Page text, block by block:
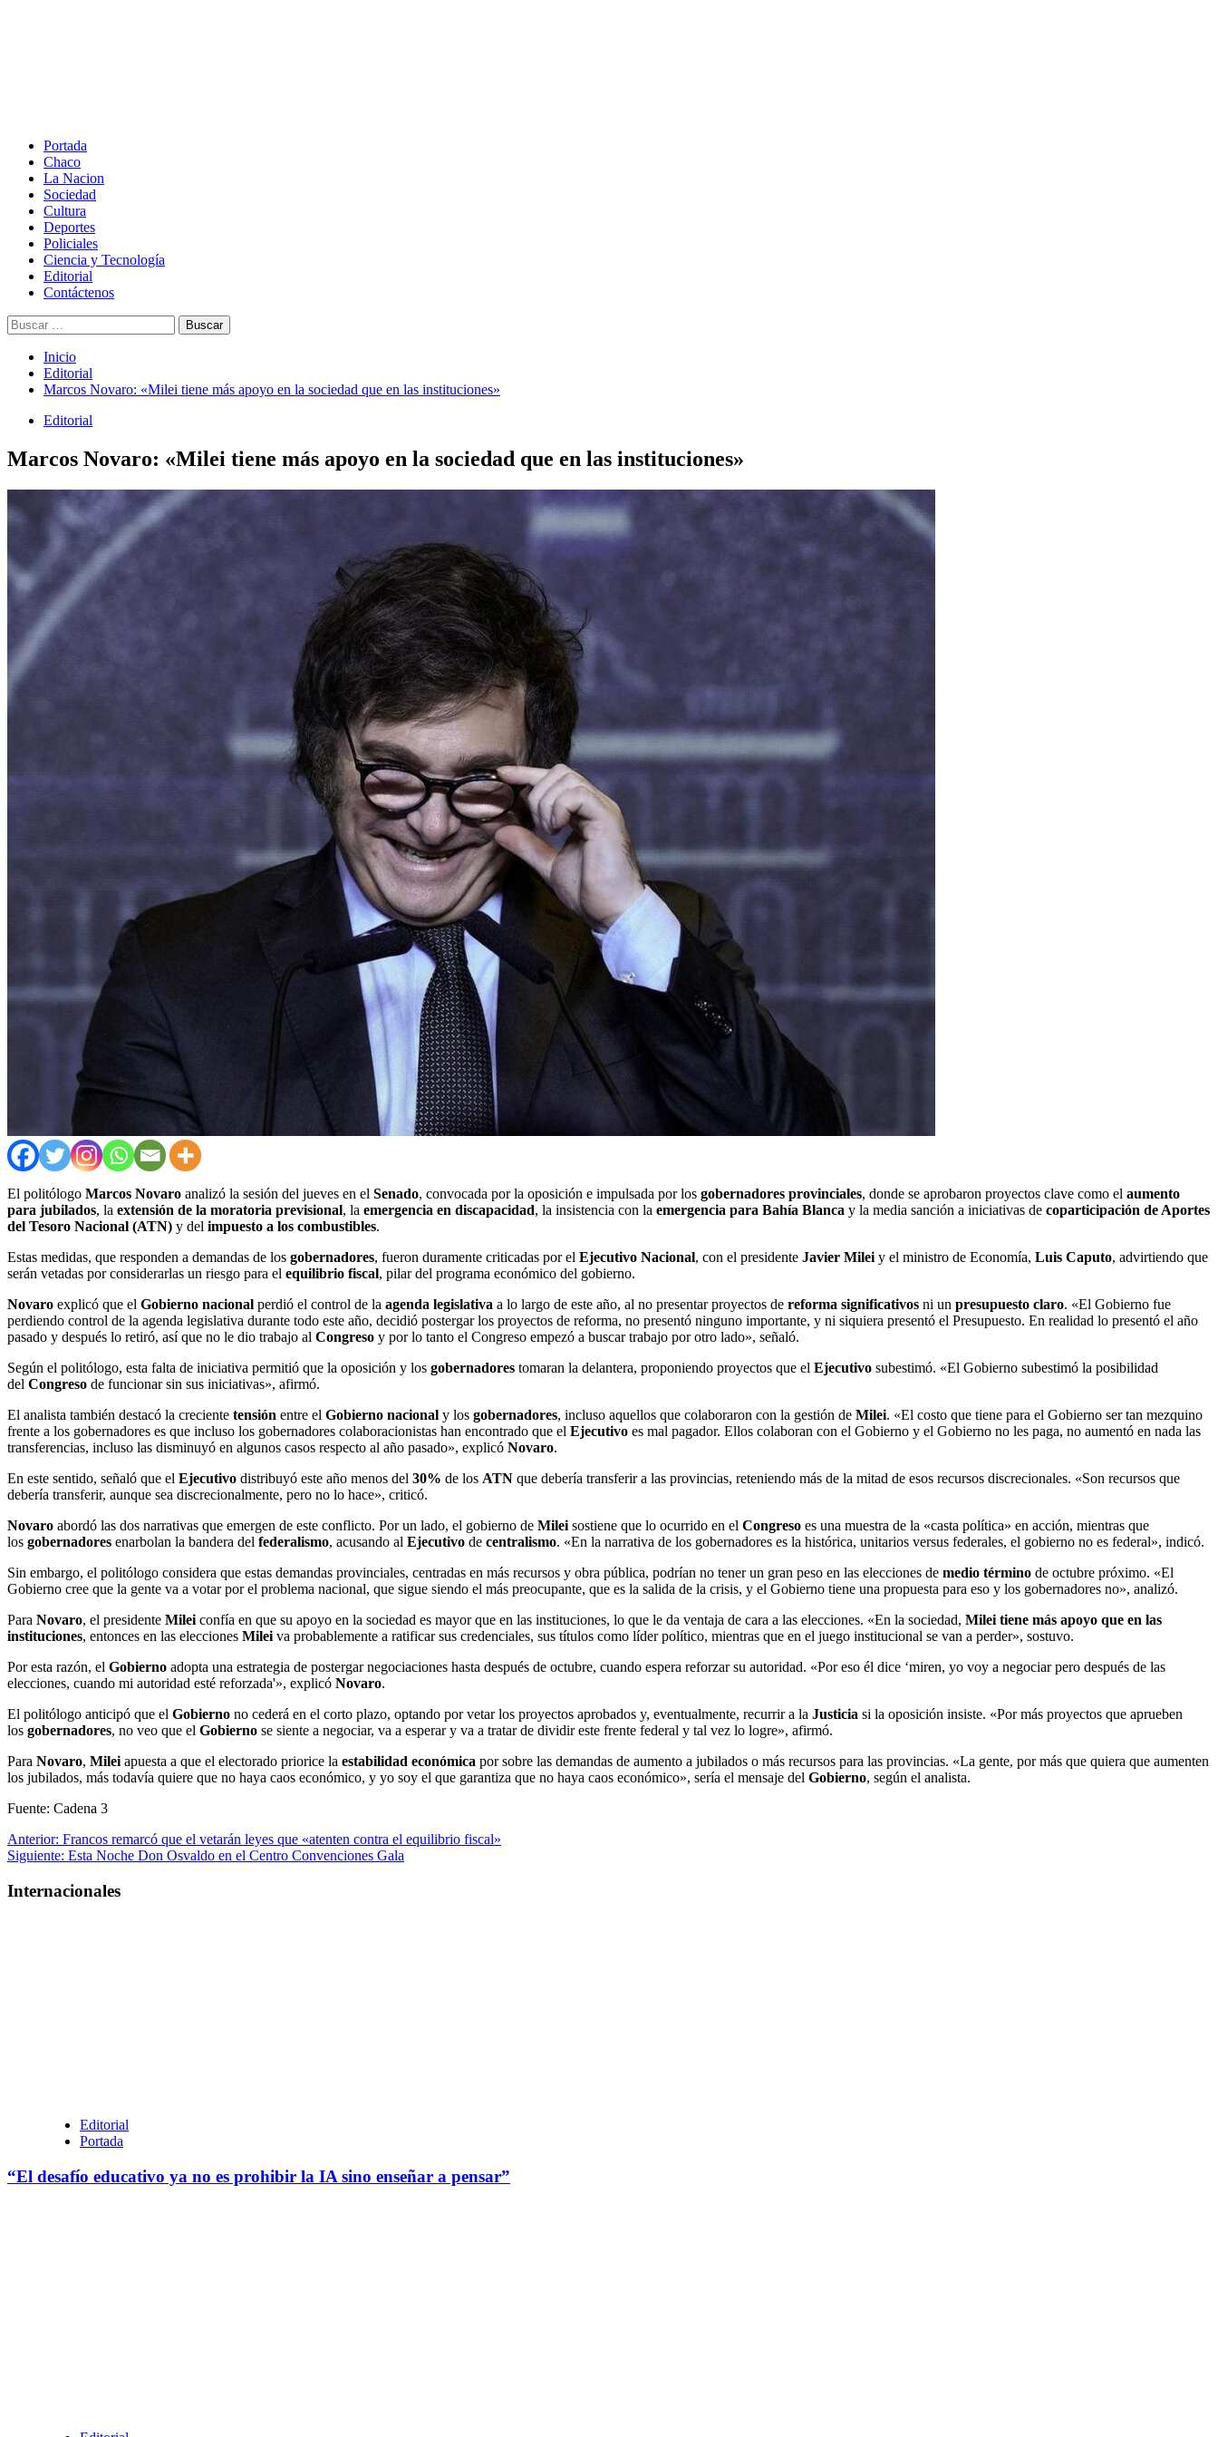
Portada
Chaco
La Nacion
Sociedad
Cultura
Deportes
Policiales
Ciencia y Tecnología
Editorial
Contáctenos
Buscar:
Inicio
Editorial
Marcos Novaro: «Milei tiene más apoyo en la sociedad que en las instituciones»
Editorial
Marcos Novaro: «Milei tiene más apoyo en la sociedad que en las instituciones»
El politólogo Marcos Novaro analizó la sesión del jueves en el Senado, convocada por la oposición e impulsada por los gobernadores provinciales, donde se aprobaron proyectos clave como el aumento
para jubilados, la extensión de la moratoria previsional, la emergencia en discapacidad, la insistencia con la emergencia para Bahía Blanca y la media sanción a iniciativas de coparticipación de Aportes
del Tesoro Nacional (ATN) y del impuesto a los combustibles.
Estas medidas, que responden a demandas de los gobernadores, fueron duramente criticadas por el Ejecutivo Nacional, con el presidente Javier Milei y el ministro de Economía, Luis Caputo, advirtiendo que
serán vetadas por considerarlas un riesgo para el equilibrio fiscal, pilar del programa económico del gobierno.
Novaro explicó que el Gobierno nacional perdió el control de la agenda legislativa a lo largo de este año, al no presentar proyectos de reforma significativos ni un presupuesto claro. «El Gobierno fue
perdiendo control de la agenda legislativa durante todo este año, decidió postergar los proyectos de reforma, no presentó ninguno importante, y ni siquiera presentó el Presupuesto. En realidad lo presentó el año
pasado y después lo retiró, así que no le dio trabajo al Congreso y por lo tanto el Congreso empezó a buscar trabajo por otro lado», señaló.
Según el politólogo, esta falta de iniciativa permitió que la oposición y los gobernadores tomaran la delantera, proponiendo proyectos que el Ejecutivo subestimó. «El Gobierno subestimó la posibilidad
del Congreso de funcionar sin sus iniciativas», afirmó.
El analista también destacó la creciente tensión entre el Gobierno nacional y los gobernadores, incluso aquellos que colaboraron con la gestión de Milei. «El costo que tiene para el Gobierno ser tan mezquino
frente a los gobernadores es que incluso los gobernadores colaboracionistas han encontrado que el Ejecutivo es mal pagador. Ellos colaboran con el Gobierno y el Gobierno no les paga, no aumentó en nada las
transferencias, incluso las disminuyó en algunos casos respecto al año pasado», explicó Novaro.
En este sentido, señaló que el Ejecutivo distribuyó este año menos del 30% de los ATN que debería transferir a las provincias, reteniendo más de la mitad de esos recursos discrecionales. «Son recursos que
debería transferir, aunque sea discrecionalmente, pero no lo hace», criticó.
Novaro abordó las dos narrativas que emergen de este conflicto. Por un lado, el gobierno de Milei sostiene que lo ocurrido en el Congreso es una muestra de la «casta política» en acción, mientras que
los gobernadores enarbolan la bandera del federalismo, acusando al Ejecutivo de centralismo. «En la narrativa de los gobernadores es la histórica, unitarios versus federales, el gobierno no es federal», indicó.
Sin embargo, el politólogo considera que estas demandas provinciales, centradas en más recursos y obra pública, podrían no tener un gran peso en las elecciones de medio término de octubre próximo. «El
Gobierno cree que la gente va a votar por el problema nacional, que sigue siendo el más preocupante, que es la salida de la crisis, y el Gobierno tiene una propuesta para eso y los gobernadores no», analizó.
Para Novaro, el presidente Milei confía en que su apoyo en la sociedad es mayor que en las instituciones, lo que le da ventaja de cara a las elecciones. «En la sociedad, Milei tiene más apoyo que en las
instituciones, entonces en las elecciones Milei va probablemente a ratificar sus credenciales, sus títulos como líder político, mientras que en el juego institucional se van a perder», sostuvo.
Por esta razón, el Gobierno adopta una estrategia de postergar negociaciones hasta después de octubre, cuando espera reforzar su autoridad. «Por eso él dice ‘miren, yo voy a negociar pero después de las
elecciones, cuando mi autoridad esté reforzada'», explicó Novaro.
El politólogo anticipó que el Gobierno no cederá en el corto plazo, optando por vetar los proyectos aprobados y, eventualmente, recurrir a la Justicia si la oposición insiste. «Por más proyectos que aprueben
los gobernadores, no veo que el Gobierno se siente a negociar, va a esperar y va a tratar de dividir este frente federal y tal vez lo logre», afirmó.
Para Novaro, Milei apuesta a que el electorado priorice la estabilidad económica por sobre las demandas de aumento a jubilados o más recursos para las provincias. «La gente, por más que quiera que aumenten
los jubilados, más todavía quiere que no haya caos económico, y yo soy el que garantiza que no haya caos económico», sería el mensaje del Gobierno, según el analista.
Fuente: Cadena 3
Navegación
de
entradas
Anterior: Francos remarcó que el vetarán leyes que «atenten contra el equilibrio fiscal»
Siguiente: Esta Noche Don Osvaldo en el Centro Convenciones Gala
Internacionales
Editorial
Portada
“El desafío educativo ya no es prohibir la IA sino enseñar a pensar”